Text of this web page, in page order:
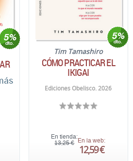
Tim Tamashiro
CÓMO PRACTICAR EL
IKIGAI
Ediciones Obelisco. 2026
En tienda:
13,25 €
En la web:
12,59 €